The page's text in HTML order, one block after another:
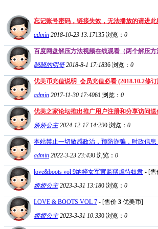
忘记账号密码，链接失效，无法播放的请进此
admin 2018-10-23 13:17135 浏览： 0
百度网盘解压方法视频在线观看（两个解压方
晓晓的明哥 2018-8-1 17:1836 浏览： 0
优美币充值说明_会员充值必看 (2018.10.2修
admin 2017-11-30 17:4061 浏览： 0
优美之家论坛推出推广用户注册和分享访问送
娇娇公主 2024-12-17 14:290 浏览： 0
本站禁止一切敏感政治，预防诈骗，时政信
admin 2022-3-23 23:430 浏览： 0
love&boots vol 9纳粹女军官监狱虐待奴隶 - [售
娇娇公主 2023-3-31 13:180 浏览： 0
LOVE & BOOTS VOL 7 - [售价 3 优美币]
娇娇公主 2023-3-31 10:330 浏览： 0